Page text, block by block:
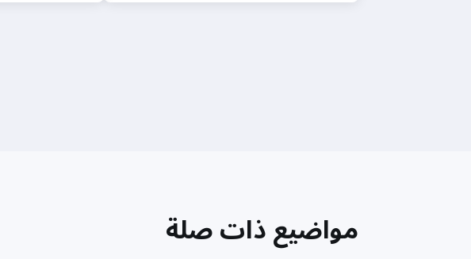
مواضيع ذات صلة